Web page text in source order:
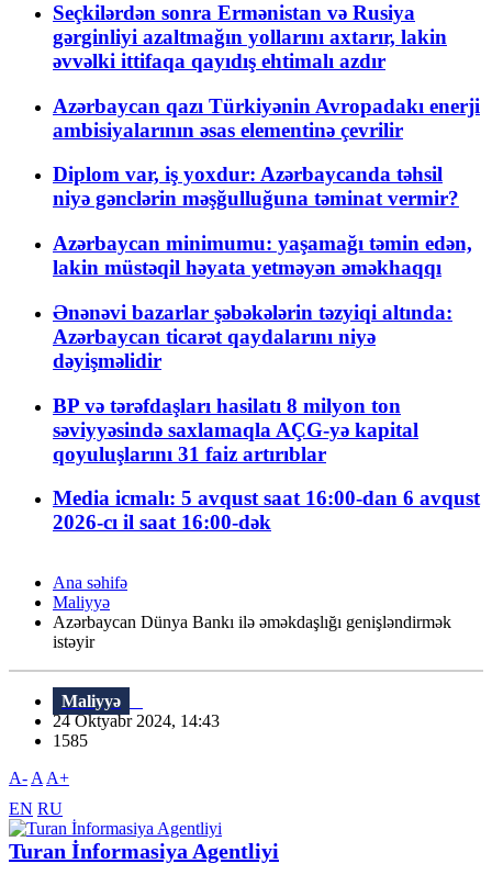
Seçkilərdən sonra Ermənistan və Rusiya
gərginliyi azaltmağın yollarını axtarır, lakin
əvvəlki ittifaqa qayıdış ehtimalı azdır
Azərbaycan qazı Türkiyənin Avropadakı enerji
ambisiyalarının əsas elementinə çevrilir
Diplom var, iş yoxdur: Azərbaycanda təhsil
niyə gənclərin məşğulluğuna təminat vermir?
Azərbaycan minimumu: yaşamağı təmin edən,
lakin müstəqil həyata yetməyən əməkhaqqı
Ənənəvi bazarlar şəbəkələrin təzyiqi altında:
Azərbaycan ticarət qaydalarını niyə
dəyişməlidir
BP və tərəfdaşları hasilatı 8 milyon ton
səviyyəsində saxlamaqla AÇG-yə kapital
qoyuluşlarını 31 faiz artırıblar
Media icmalı: 5 avqust saat 16:00-dan 6 avqust
2026-cı il saat 16:00-dək
Ana səhifə
Maliyyə
Azərbaycan Dünya Bankı ilə əməkdaşlığı genişləndirmək
istəyir
Maliyyə
24 Oktyabr 2024, 14:43
1585
A- A A+
EN RU
Turan İnformasiya Agentliyi